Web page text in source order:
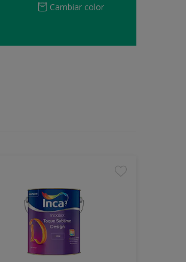
Cambiar color